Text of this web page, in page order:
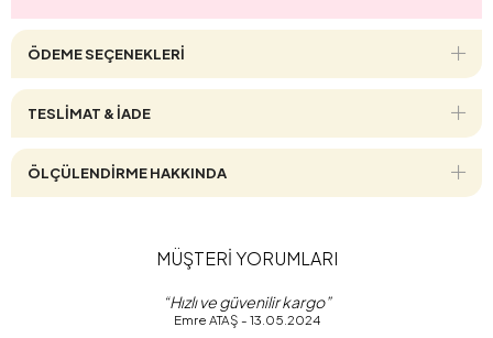
ÖDEME SEÇENEKLERI
TESLİMAT & İADE
ÖLÇÜLENDİRME HAKKINDA
MÜŞTERİ YORUMLARI
“Hızlı ve güvenilir kargo”
Emre ATAŞ - 13.05.2024